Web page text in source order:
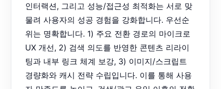
인터랙션, 그리고 성능/접근성 최적화는 서로 맞
물려 사용자의 성공 경험을 강화합니다. 우선순
위는 명확합니다. 1) 주요 전환 경로의 마이크로
UX 개선, 2) 검색 의도를 반영한 콘텐츠 리라이
팅과 내부 링크 체계 보강, 3) 이미지/스크립트
경량화와 캐시 전략 수립입니다. 이를 통해 사용